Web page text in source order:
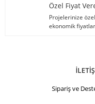
Özel Fiyat
Projelerinize
ekonomik
Sipariş ve